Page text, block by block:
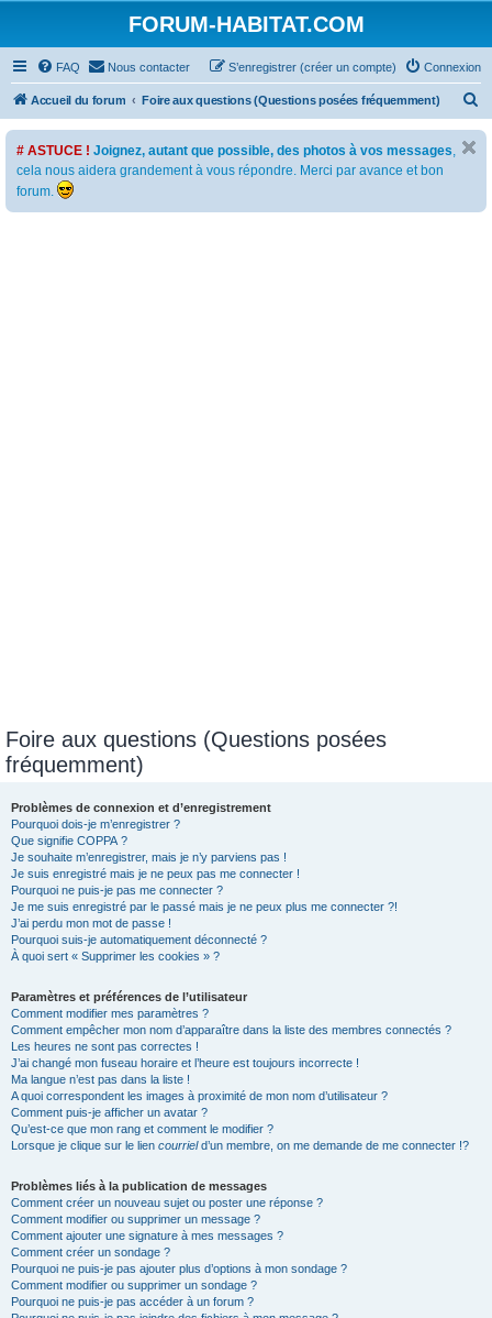
FORUM-HABITAT.COM
FAQ Nous contacter Connexion
S’enregistrer (créer un compte)
Accueil du forum Foire aux questions (Questions posées fréquemment)
e
# ASTUCE ! Joignez, autant que possible, des photos à vos messages,
cela nous aidera grandement à vous répondre. Merci par avance et bon
forum.
Foire aux questions (Questions posées
fréquemment)
Problèmes de connexion et d’enregistrement
Pourquoi dois-je m’enregistrer ?
Que signifie COPPA ?
Je souhaite m’enregistrer, mais je n’y parviens pas !
Je suis enregistré mais je ne peux pas me connecter !
Pourquoi ne puis-je pas me connecter ?
Je me suis enregistré par le passé mais je ne peux plus me connecter ?!
J’ai perdu mon mot de passe !
Pourquoi suis-je automatiquement déconnecté ?
À quoi sert « Supprimer les cookies » ?
Paramètres et préférences de l’utilisateur
Comment modifier mes paramètres ?
Comment empêcher mon nom d’apparaître dans la liste des membres connectés ?
Les heures ne sont pas correctes !
J’ai changé mon fuseau horaire et l’heure est toujours incorrecte !
Ma langue n’est pas dans la liste !
A quoi correspondent les images à proximité de mon nom d’utilisateur ?
Comment puis-je afficher un avatar ?
Qu’est-ce que mon rang et comment le modifier ?
Lorsque je clique sur le lien courrield’un membre, on me demande de me connecter !?
Problèmes liés à la publication de messages
Comment créer un nouveau sujet ou poster une réponse ?
Comment modifier ou supprimer un message ?
Comment ajouter une signature à mes messages ?
Comment créer un sondage ?
Pourquoi ne puis-je pas ajouter plus d’options à mon sondage ?
Comment modifier ou supprimer un sondage ?
Pourquoi ne puis-je pas accéder à un forum ?